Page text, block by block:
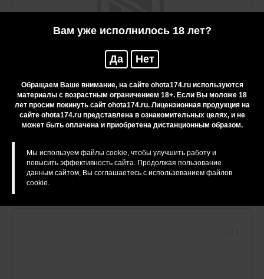
Вам уже исполнилось 18 лет?
Да Нет
Обращаем Ваше внимание, на сайте ohota174.ru используются
материалы с возрастным ограничением 18+. Если Вы моложе 18
лет просим покинуть сайт ohota174.ru. Лицензионная продукция на
сайте ohota174.ru представлена в ознакомительных целях, и не
может быть оплачена и приобретена дистанционным образом.
Мы используем файлы cookie, чтобы улучшить работу и
повысить эффективность сайта. Продолжая пользование
данным сайтом, Вы соглашаетесь с использованием файлов
cookie.
5 960 руб.